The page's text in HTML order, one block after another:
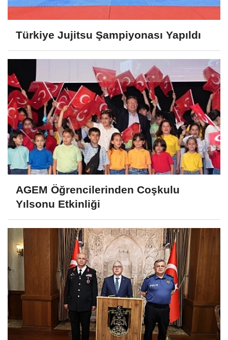
Türkiye Jujitsu Şampiyonası Yapıldı
AGEM Öğrencilerinden Coşkulu
Yılsonu Etkinliği